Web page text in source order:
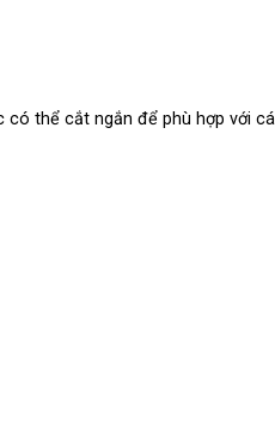
thể cắt ngắn để phù hợp với